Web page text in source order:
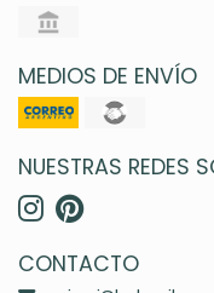
MEDIOS DE ENVÍO
NUESTRAS REDES
CONTACTO